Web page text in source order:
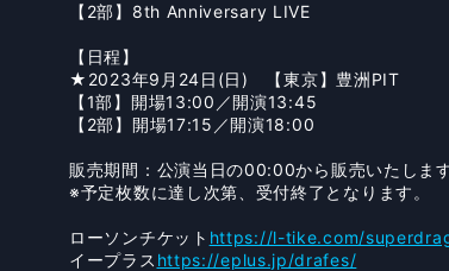
【2部】8th Anniversary LIVE
【日程】
★2023年9月24日(日) 【東京】豊洲PIT
【1部】開場13:00／開演13:45
【2部】開場17:15／開演18:00
販売期間：公演当日の00:00から販売いたします
※予定枚数に達し次第、受付終了となります。
ローソンチケット https://l-tike.com/
イープラス https://eplus.jp/drafes/